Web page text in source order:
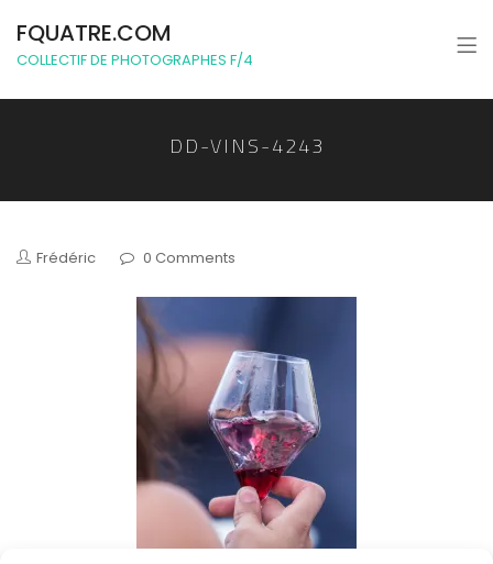
FQUATRE.COM
COLLECTIF DE PHOTOGRAPHES F/4
DD-VINS-4243
Frédéric 0 Comments